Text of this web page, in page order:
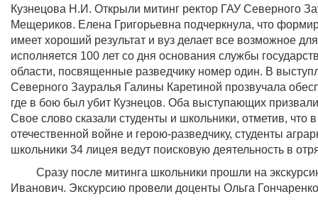
Кузнецова Н.И. Открыли митинг ректор ГАУ Северного
Мещериков. Елена Григорьевна подчеркнула, что
имеет хороший результат и вуз делает все возможное
исполняется 100 лет со дня основания службы
области, посвященные разведчику номер один. В
Северного Зауралья Галины Каретиной прозвучала
где в бою был убит Кузнецов. Оба выступающих
Свое слово сказали студенты и школьники, отметив,
отечественной войне и герою-разведчику, студенты
школьники 34 лицея ведут поисковую деятельность в
Сразу после митинга школьники прошли на экскурсию
Иванович. Экскурсию провели доценты Ольга